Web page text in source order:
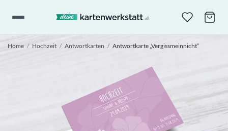
Home / Hochzeit / Antwortkarten / Antwortkarte „Vergissmeinnicht“